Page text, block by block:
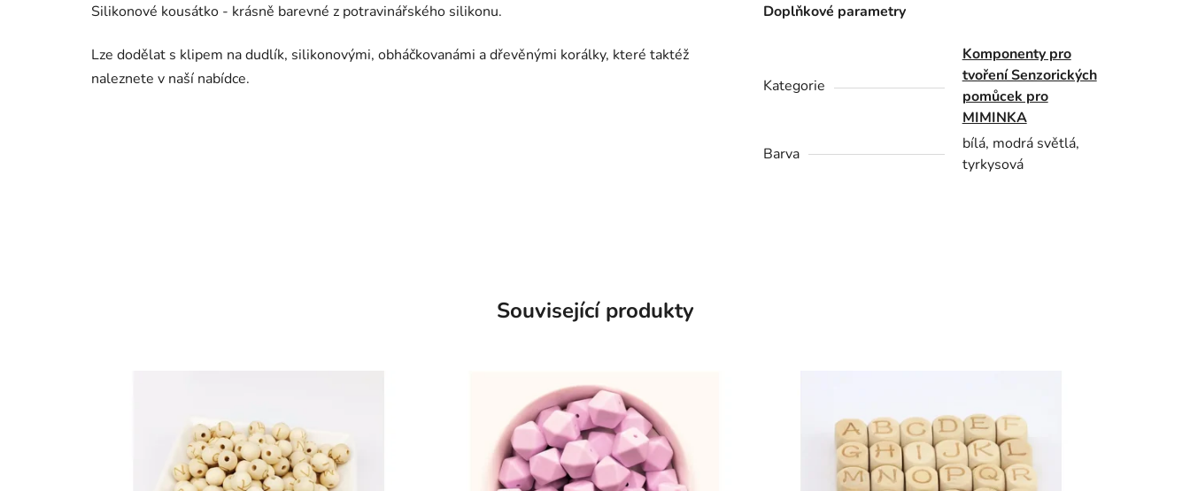
Silikonové kousátko - krásně barevné z potravinářského silikonu.
Lze dodělat s klipem na dudlík, silikonovými, obháčkovanámi a dřevěnými korálky, které taktéž
naleznete v naší nabídce.
Doplňkové parametry
Kategorie
Komponenty pro
tvoření Senzorických
pomůcek pro
MIMINKA
Barva
bílá, modrá světlá,
tyrkysová
Související produkty